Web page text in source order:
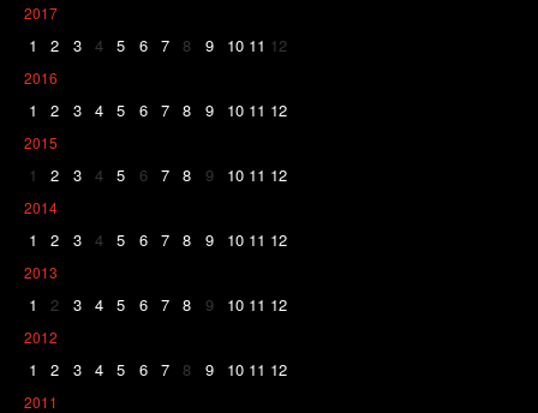
2017
1 2 3 4 5 6 7 8 9 10 11 12
2016
1 2 3 4 5 6 7 8 9 10 11 12
2015
1 2 3 4 5 6 7 8 9 10 11 12
2014
1 2 3 4 5 6 7 8 9 10 11 12
2013
1 2 3 4 5 6 7 8 9 10 11 12
2012
1 2 3 4 5 6 7 8 9 10 11 12
2011